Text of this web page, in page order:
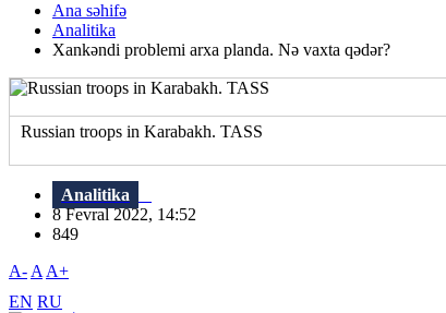
Ana səhifə
Analitika
Xankəndi problemi arxa planda. Nə vaxta qədər?
Russian troops in Karabakh. TASS
Analitika
8 Fevral 2022, 14:52
849
A- A A+
EN RU